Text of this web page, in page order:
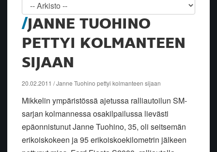
JANNE TUOHINO
PETTYI KOLMANTEEN
SIJAAN
20.02.2011 / Janne Tuohino pettyi kolmanteen sijaan
Mikkelin ympäristössä ajetussa ralliautoilun SM-
sarjan kolmannessa osakilpailussa lievästi
epäonnistunut Janne Tuohino, 35, oli seitsemän
erikoiskokeen ja 95 erikoiskoekilometrin jälkeen